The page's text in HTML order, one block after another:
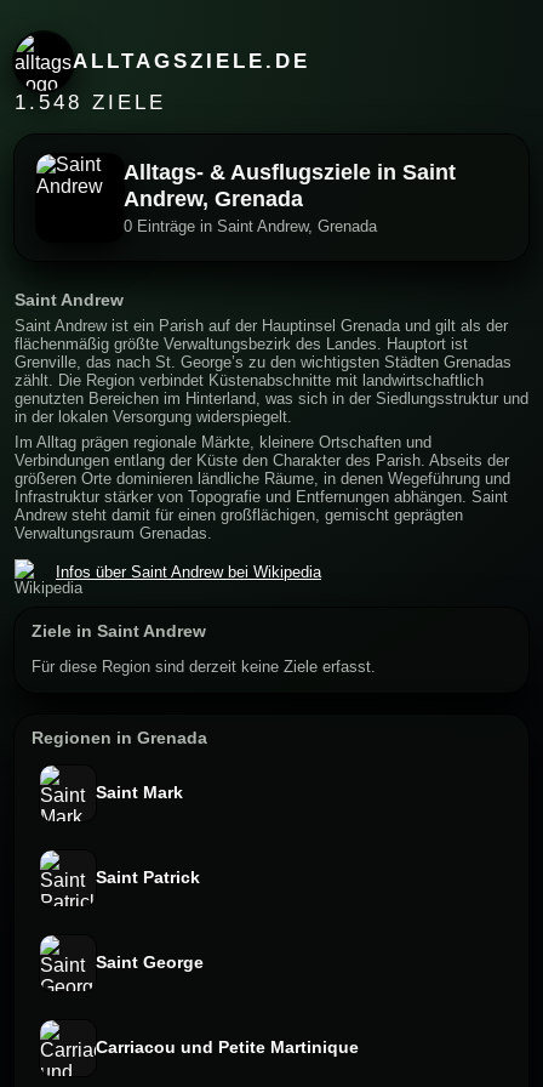
ALLTAGSZIELE.DE
1.548 ZIELE
Alltags- & Ausflugsziele in Saint
Andrew, Grenada
0 Einträge in Saint Andrew, Grenada
Saint Andrew
Saint Andrew ist ein Parish auf der Hauptinsel Grenada und gilt als der
flächenmäßig größte Verwaltungsbezirk des Landes. Hauptort ist
Grenville, das nach St. George’s zu den wichtigsten Städten Grenadas
zählt. Die Region verbindet Küstenabschnitte mit landwirtschaftlich
genutzten Bereichen im Hinterland, was sich in der Siedlungsstruktur und
in der lokalen Versorgung widerspiegelt.
Im Alltag prägen regionale Märkte, kleinere Ortschaften und
Verbindungen entlang der Küste den Charakter des Parish. Abseits der
größeren Orte dominieren ländliche Räume, in denen Wegeführung und
Infrastruktur stärker von Topografie und Entfernungen abhängen. Saint
Andrew steht damit für einen großflächigen, gemischt geprägten
Verwaltungsraum Grenadas.
Infos über Saint Andrew bei Wikipedia
Ziele in Saint Andrew
Für diese Region sind derzeit keine Ziele erfasst.
Regionen in Grenada
Saint Mark
Saint Patrick
Saint George
Carriacou und Petite Martinique